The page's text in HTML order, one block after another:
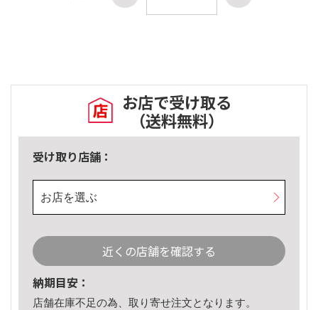
お店で受け取る
（送料無料）
受け取り店舗：
お店を選ぶ
近くの店舗を確認する
納期目安：
店舗在庫不足の為、取り寄せ注文となります。